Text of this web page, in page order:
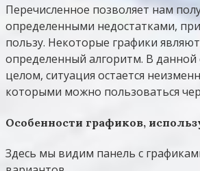
Перечисленное позволяет нам
определенными недостатками,
пользу. Некоторые графики
определенный алгоритм. В
целом, ситуация остается
которыми можно пользоваться
Особенности графиков,
Здесь мы видим панель с